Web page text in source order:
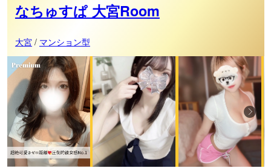
なちゅすぱ 大宮Room
大宮/ マンション型